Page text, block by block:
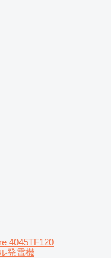
4045TF120
発電機